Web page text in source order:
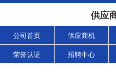
供应
公司首页 供应商机
荣誉认证 招聘中心